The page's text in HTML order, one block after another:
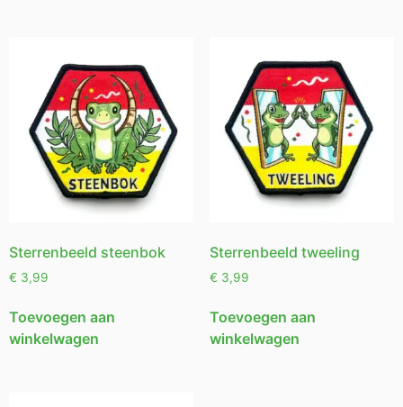
Sterrenbeeld steenbok
€ 3,99
Toevoegen aan
winkelwagen
Sterrenbeeld tweeling
€ 3,99
Toevoegen aan
winkelwagen